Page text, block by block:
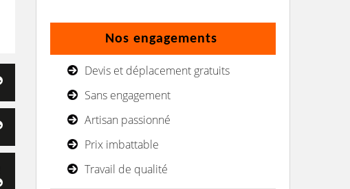
Nos engagements
Devis et déplacement gratuits
Sans engagement
Artisan passionné
Prix imbattable
Travail de qualité